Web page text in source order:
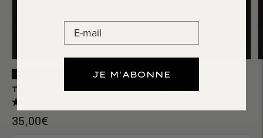
LAST CHANCE
TROUSSE À MAQUILLAGE MARIA
35,00€
JE M'ABONNE